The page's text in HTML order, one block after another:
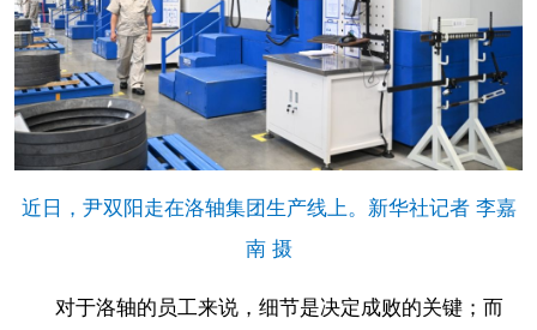
近日，尹双阳走在洛轴集团生产线上。新华社记者 李嘉
南 摄
对于洛轴的员工来说，细节是决定成败的关键；而